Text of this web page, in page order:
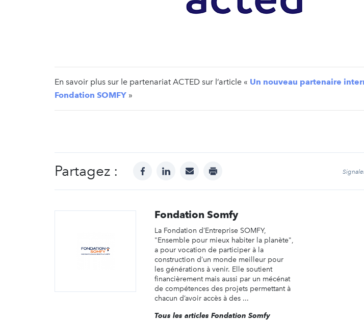
En savoir plus sur le partenariat ACTED sur l’article « Un nouveau partenaire
Fondation SOMFY »
Partagez : facebooklinkedinmail print
Fondation Somfy
La Fondation d’Entreprise SOMFY,
"Ensemble pour mieux habiter la planète",
a pour vocation de participer à la
construction d’un monde meilleur pour
les générations à venir. Elle soutient
financièrement mais aussi par un mécénat
de compétences des projets permettant à
chacun d’avoir accès à des ...
Tous les articles Fondation Somfy